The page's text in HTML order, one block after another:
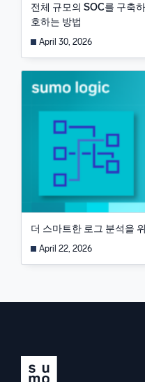
전체 규모의 SOC를 구축
호하는 방법
April 30, 2026
더 스마트한 로그 분석을
April 22, 2026